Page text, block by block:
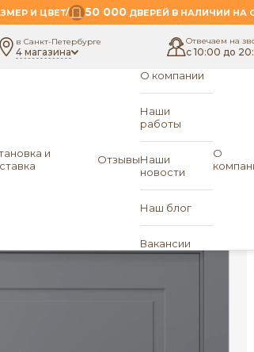
И ЦВЕТ/ 50 000ДВЕРЕЙ В НАЛИЧИИ НА
в Санкт-Петербурге
4 магазина
Отвечаем на
с 10:00 до
и
Отзывы
О
О компании
Наши
работы
Наши
новости
Наш блог
Вакансии
MK DOORS Softline - Neo-9